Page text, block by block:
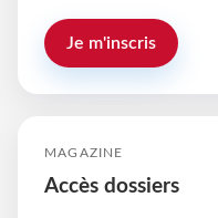
Je m'inscris
MAGAZINE
Accès dossiers